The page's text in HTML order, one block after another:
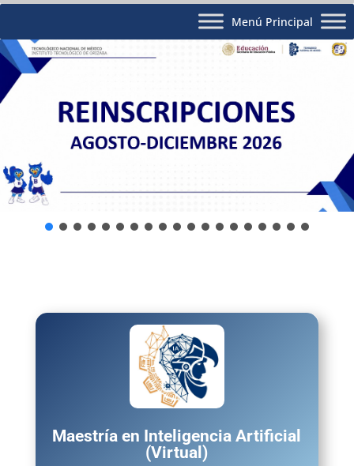
Menú Principal
Maestría en Inteligencia Artificial
(Virtual)